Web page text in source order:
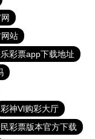
站
彩票app下载地址
彩神Vl购彩大厅
彩票版本官方下载